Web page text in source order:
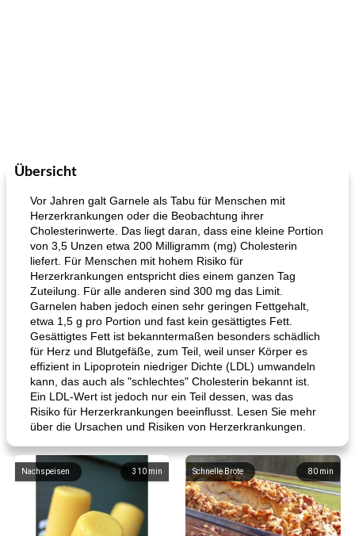
Übersicht
Vor Jahren galt Garnele als Tabu für Menschen mit
Herzerkrankungen oder die Beobachtung ihrer
Cholesterinwerte. Das liegt daran, dass eine kleine Portion
von 3,5 Unzen etwa 200 Milligramm (mg) Cholesterin
liefert. Für Menschen mit hohem Risiko für
Herzerkrankungen entspricht dies einem ganzen Tag
Zuteilung. Für alle anderen sind 300 mg das Limit.
Garnelen haben jedoch einen sehr geringen Fettgehalt,
etwa 1,5 g pro Portion und fast kein gesättigtes Fett.
Gesättigtes Fett ist bekanntermaßen besonders schädlich
für Herz und Blutgefäße, zum Teil, weil unser Körper es
effizient in Lipoprotein niedriger Dichte (LDL) umwandeln
kann, das auch als "schlechtes" Cholesterin bekannt ist.
Ein LDL-Wert ist jedoch nur ein Teil dessen, was das
Risiko für Herzerkrankungen beeinflusst. Lesen Sie mehr
über die Ursachen und Risiken von Herzerkrankungen.
310 min
Nachspeisen 80 min
Schnelle Brote